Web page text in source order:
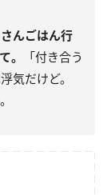
んごはん行
。
「付き合う
気だけど。